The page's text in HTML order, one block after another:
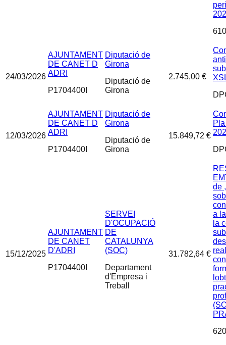
24/03/2026
AJUNTAMENT
DE CANET D
ADRI
P1704400I
Diputació de
Girona
Diputació de
Girona
2.745,00 €
12/03/2026
AJUNTAMENT
DE CANET D
ADRI
P1704400I
Diputació de
Girona
Diputació de
Girona
15.849,72 €
15/12/2025
AJUNTAMENT
DE CANET
D'ADRI
P1704400I
SERVEI
D'OCUPACIÓ
DE
CATALUNYA
(SOC)
Departament
d'Empresa i
Treball
31.782,64 €
de
a
la